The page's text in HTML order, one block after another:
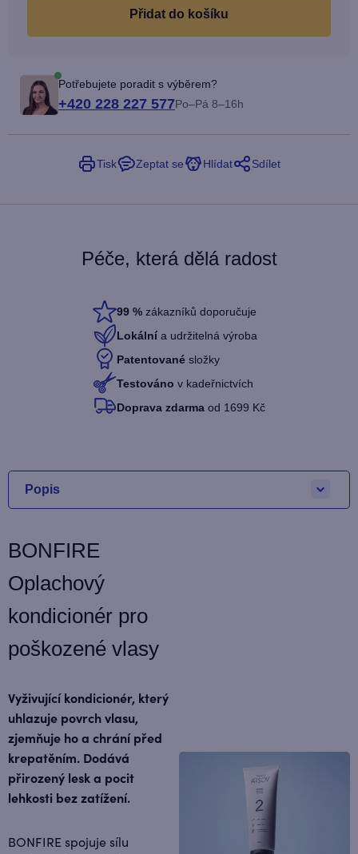
do košíku
Potřebujete poradit s výběrem?
+420 228 227 577Po–Pá 8–16h
Tisk Zeptat se Hlídat Sdílet
Péče, která dělá radost
99 % zákazníků doporučuje
Lokální a udržitelná výroba
Patentované složky
Testováno v kadeřnictvích
Doprava zdarma od 1699 Kč
Popis
BONFIRE
Oplachový
kondicionér pro
poškozené vlasy
Vyživující kondicionér, který
uhlazuje povrch vlasu,
zjemňuje ho a chrání před
krepatěním. Dodává
přirozený lesk a pocit
lehkosti bez zatížení.
BONFIRE spojuje sílu